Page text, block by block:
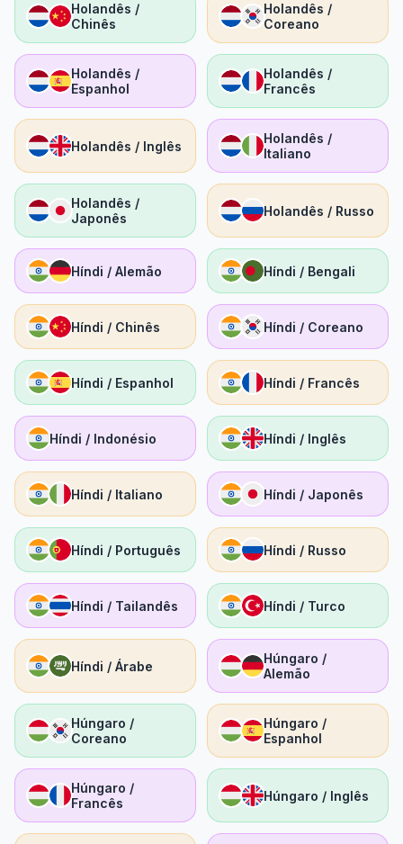
Holandês /
Chinês
Holandês /
Coreano
Holandês /
Espanhol
Holandês /
Francês
Holandês / Inglês
Holandês /
Italiano
Holandês /
Japonês
Holandês / Russo
Híndi / Alemão Híndi / Bengali
Híndi / Chinês Híndi / Coreano
Híndi / Espanhol Híndi / Francês
Híndi / Indonésio Híndi / Inglês
Híndi / Italiano Híndi / Japonês
Híndi / Português Híndi / Russo
Híndi / Tailandês Híndi / Turco
Híndi / Árabe
Húngaro /
Alemão
Húngaro /
Coreano
Húngaro /
Espanhol
Húngaro /
Francês
Húngaro / Inglês